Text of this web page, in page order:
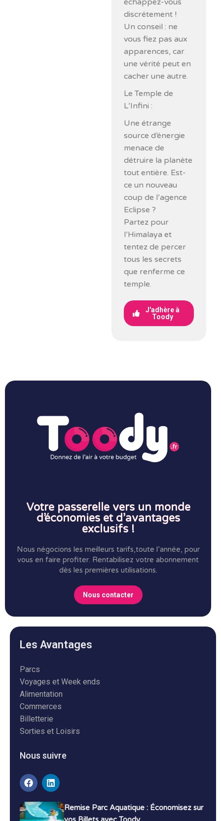
échappez-vous
discrétement !
Un conseil : ne
vous fiez pas aux
apparences, car
une vérité peut en
cacher une autre.
Le Temple de
L’Infini :
Une étrange
source d’énergie
menace de
détruire la planète
tout entière. Est-
ce un nouveau
coup de l’agence
Eclipse ?
Partez pour
l’Himalaya et
tentez de percer
tous les secrets
que renferme ce
temple.
J'adhère à
Toody
Votre passerelle vers un monde
d’économies et d’avantages
exclusifs !
Nous négocions les meilleurs tarifs,toute l’année, pour
vous en faire profiter. Rentabilisez votre abonnement
dès les premières utilisations.
Nous contacter
Les Avantages
Parcs
Voyages et Week ends
Alimentation
Commerces
Billetterie
Sorties et Loisirs
Nous suivre
Remise Parc Aquatique : Économisez sur